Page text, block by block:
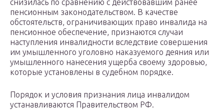
снизилась по сравнению с действовавшим ранее
пенсионным законодательством. В качестве
обстоятельств, ограничивающих право инвалида на
пенсионное обеспечение, признаются случаи
наступления инвалидности вследствие совершения
им умышленного уголовно наказуемого деяния или
умышленного нанесения ущерба своему здоровью,
которые установлены в судебном порядке.
Порядок и условия признания лица инвалидом
устанавливаются Правительством РФ.